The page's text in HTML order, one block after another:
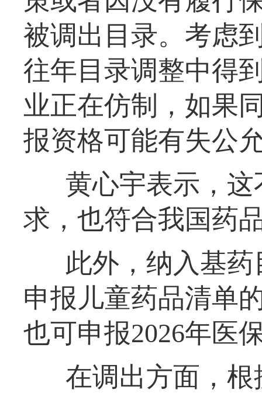
被调出目录。考虑
往年目录调整中得
业正在仿制，如果
报资格可能有失公
黄心宇表示，
求，也符合我国药
此外，纳入基
申报儿童药品清单
也可申报2026年医
在调出方面，